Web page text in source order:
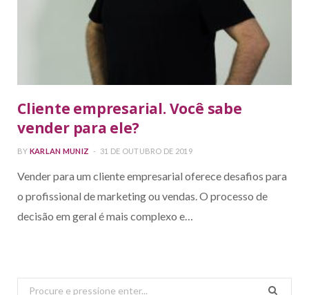
Cliente empresarial. Você sabe
vender para ele?
BY KARLAN MUNIZ 31 DE OUTUBRO DE 2019
Vender para um cliente empresarial oferece desafios para
o profissional de marketing ou vendas. O processo de
decisão em geral é mais complexo e…
Search